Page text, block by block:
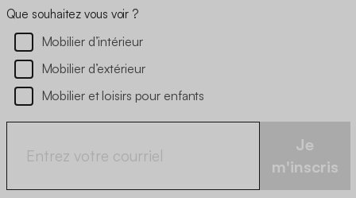
Que souhaitez vous voir ?
Mobilier d’intérieur
Mobilier d’extérieur
Mobilier et loisirs pour enfants
Je
m'inscris